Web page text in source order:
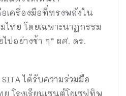
เครื่องมือที่ทรงพลังใน
ทย โดยเฉพาะนาฏกรรม
อย่างช้า ๆ” ผศ. ดร.
ได้รับความร่วมมือ
โรงเรียนเซนต์โยเซฟทิพ